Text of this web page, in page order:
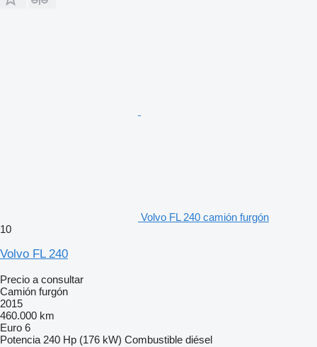
Volvo FL 240 camión furgón
10
Volvo FL 240
Precio a consultar
Camión furgón
2015
460.000 km
Euro 6
Potencia 240 Hp (176 kW) Combustible diésel